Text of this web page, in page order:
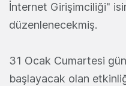
İnternet Girişimciliği"
düzenlenecekmiş.
31 Ocak Cumartesi
başlayacak olan